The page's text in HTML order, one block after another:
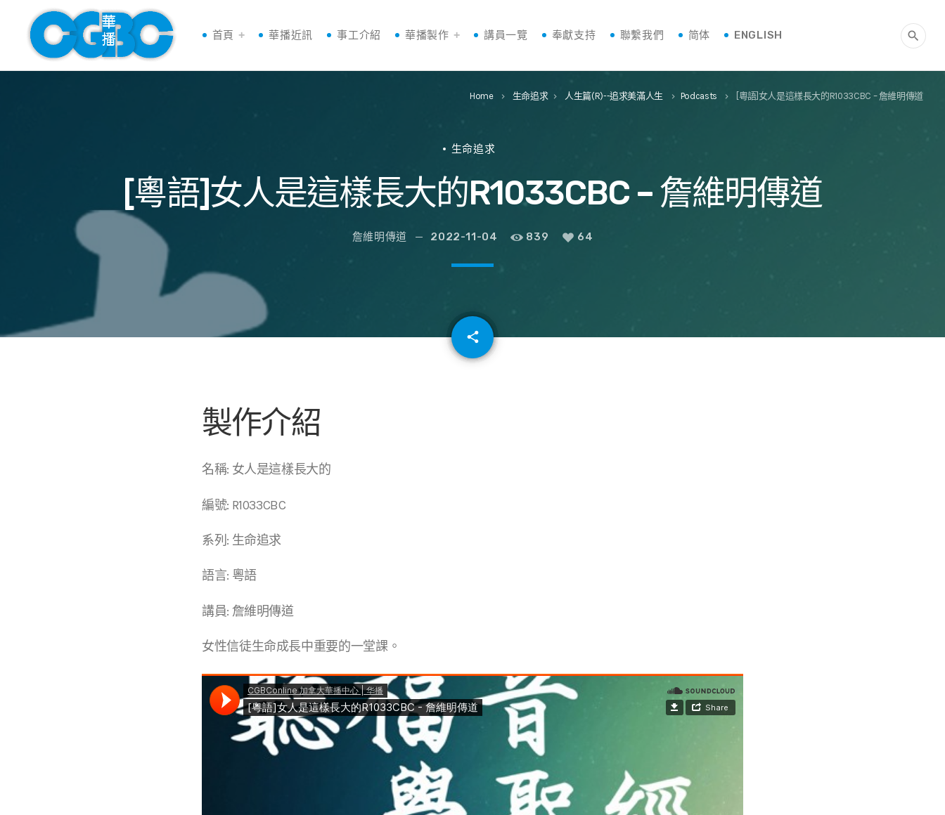
首頁 華播近訊 事工介紹 華播製作 講員一覽 奉獻支持 聯繫我們 简体 ENGLISH search
Home keyboard_arrow_right 生命追求 keyboard_arrow_right 人生篇(R)--追求美滿人生 keyboard_arrow_right Podcasts keyboard_arrow_right [粵語]女人是這樣長大的R1033CBC – 詹維明傳道
生命追求
[粵語]女人是這樣長大的R1033CBC – 詹維明傳道
詹維明傳道 2022-11-04 839 64
share
email
製作介紹
名稱: 女人是這樣長大的
編號: R1033CBC
系列: 生命追求
語言: 粵語
講員: 詹維明傳道
女性信徒生命成長中重要的一堂課。